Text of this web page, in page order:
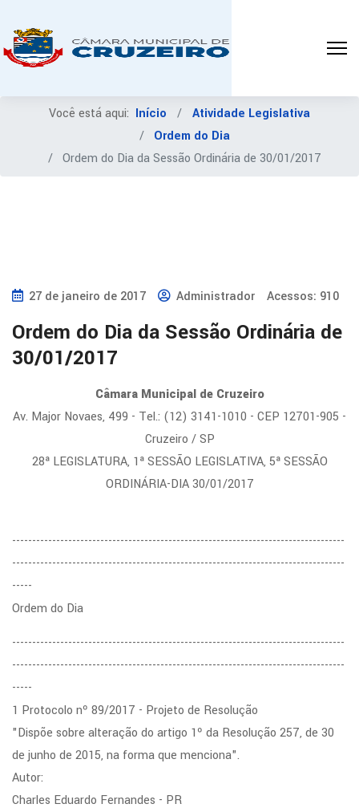
Você está aqui: Início
Atividade Legislativa
Ordem do Dia
Ordem do Dia da Sessão Ordinária de 30/01/2017
27 de janeiro de 2017 Administrador Acessos: 910
Ordem do Dia da Sessão Ordinária de
30/01/2017
Câmara Municipal de Cruzeiro
Av. Major Novaes, 499 - Tel.: (12) 3141-1010 - CEP 12701-905 -
Cruzeiro / SP
28ª LEGISLATURA, 1ª SESSÃO LEGISLATIVA, 5ª SESSÃO
ORDINÁRIA-DIA 30/01/2017
-----------------------------------------------------------------------------------
-----------------------------------------------------------------------------------
-----
Ordem do Dia
-----------------------------------------------------------------------------------
-----------------------------------------------------------------------------------
-----
1 Protocolo nº 89/2017 - Projeto de Resolução
"Dispõe sobre alteração do artigo 1º da Resolução 257, de 30
de junho de 2015, na forma que menciona".
Autor:
Charles Eduardo Fernandes - PR